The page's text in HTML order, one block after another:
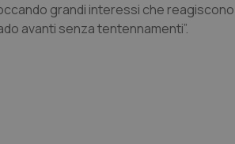
grandi interessi che
avanti senza tentennamenti”.